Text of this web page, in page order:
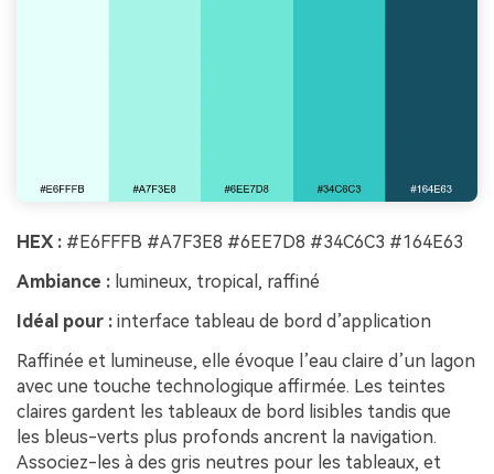
HEX : #E6FFFB #A7F3E8 #6EE7D8 #34C6C3 #164E63
Ambiance : lumineux, tropical, raffiné
Idéal pour : interface tableau de bord d’application
Raffinée et lumineuse, elle évoque l’eau claire d’un lagon
avec une touche technologique affirmée. Les teintes
claires gardent les tableaux de bord lisibles tandis que
les bleus-verts plus profonds ancrent la navigation.
Associez-les à des gris neutres pour les tableaux, et